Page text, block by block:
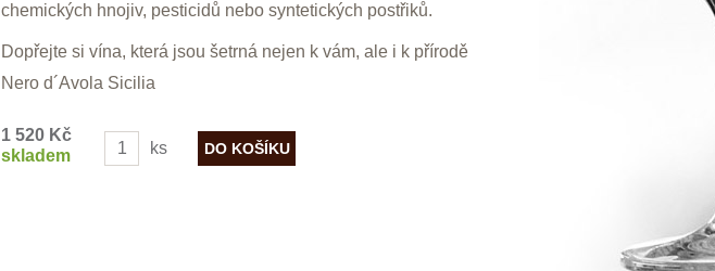
chemických hnojiv, pesticidů nebo syntetických postřiků.
Dopřejte si vína, která jsou šetrná nejen k vám, ale i k přírodě
Nero d´Avola Sicilia
1 520 Kč
skladem
ks